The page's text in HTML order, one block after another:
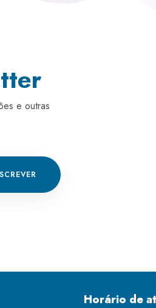
e outras
Horário de